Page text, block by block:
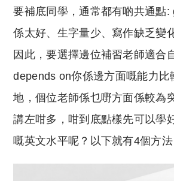
要補底同學，通常都有啲共通點:
係太好、生字量少、寫作缺乏變
因此，要選擇邊位補習老師適合
depends on你係邊方面嘅能力比
地，個位老師係乜嘢方面係較為
講左咁多，咁到底點樣先可以學
嘅英文水平呢？以下就有4個方法